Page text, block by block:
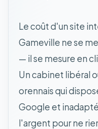
Le coût d'un site
Gameville ne se
— il se mesure en
Un cabinet libéral
orennais qui
Google et
l'argent pour ne